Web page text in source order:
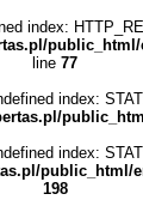
index:
public_html/
line 77
index:
index:
public_html/
198